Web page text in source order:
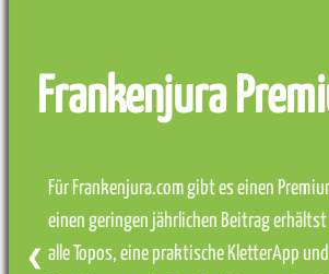
Frankenjura
Für Frankenjura.com gibt es einen
einen geringen jährlichen Beitrag
alle Topos, eine praktische KletterApp
❮